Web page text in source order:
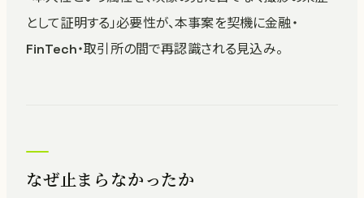
として証明する」必要性が、本事案を契機に金融・
FinTech・取引所の間で再認識される見込み。
なぜ止まらなかったか